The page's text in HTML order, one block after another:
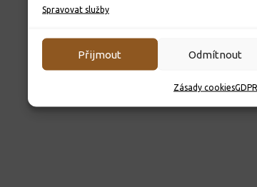
Spravovat služby
Přijmout Odmítnout
Zásady cookiesGDPR